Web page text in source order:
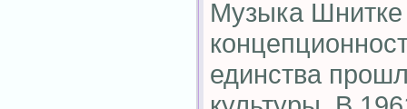
Музыка Шнитке
единства